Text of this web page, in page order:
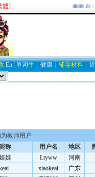
體] 欢迎新注册用户：
En ┊ 单词牛 ┊ 健康 ┊ 辅导材料 ┊
教师用户
称 用户名 地区
娃 Ltyww
河南
xiaokeai
广东